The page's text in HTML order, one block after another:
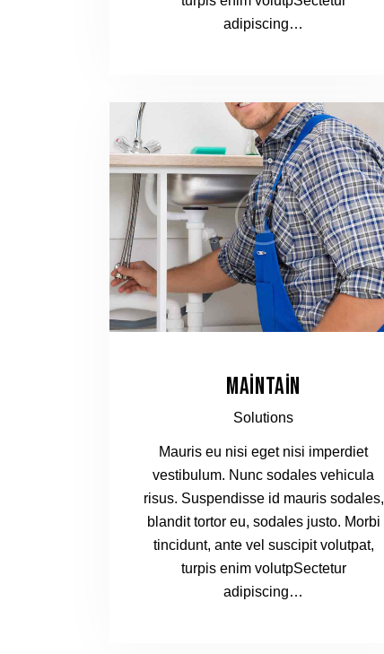
adipiscing…
MAINTAIN
Solutions
Mauris eu nisi eget nisi imperdiet
vestibulum. Nunc sodales vehicula
risus. Suspendisse id mauris sodales,
blandit tortor eu, sodales justo. Morbi
tincidunt, ante vel suscipit volutpat,
turpis enim volutpSectetur
adipiscing…